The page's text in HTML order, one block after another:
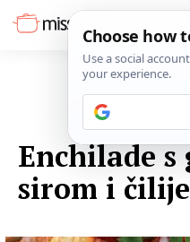
Enchilade s
sirom i